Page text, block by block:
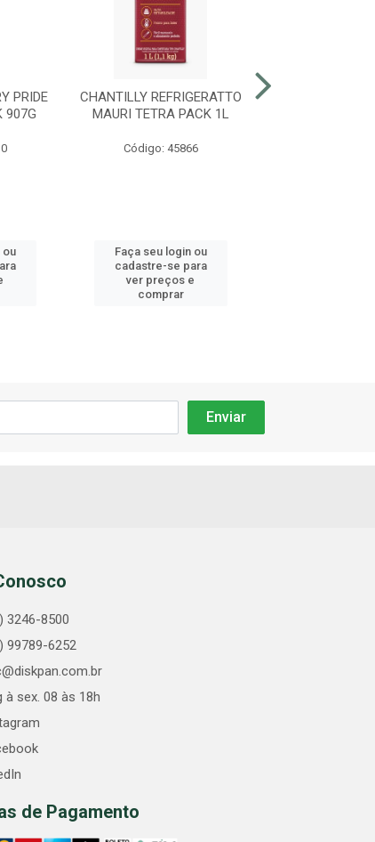
PRIDE
907G
ou
CHANTILLY REFRIGERATTO
MAURI TETRA PACK 1L
Código: 45866
Faça seu login ou
cadastre-se para
ver preços e
comprar
3246-8500
99789-6252
à sex. 08 às 18h
de Pagamento